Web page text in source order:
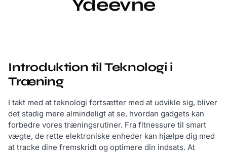
Ydeevne
Introduktion til Teknologi i
Træning
I takt med at teknologi fortsætter med at udvikle sig, bliver
det stadig mere almindeligt at se, hvordan gadgets kan
forbedre vores træningsrutiner. Fra fitnessure til smart
vægte, de rette elektroniske enheder kan hjælpe dig med
at tracke dine fremskridt og optimere din indsats. At